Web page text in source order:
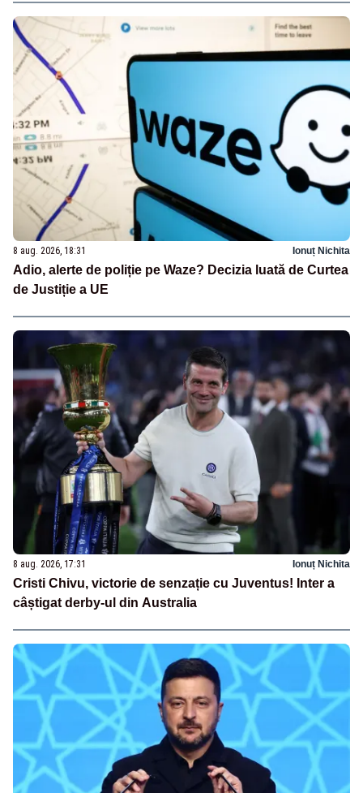
8 aug. 2026, 18:31 Ionuț Nichita
Adio, alerte de poliție pe Waze? Decizia luată de Curtea
de Justiție a UE
8 aug. 2026, 17:31 Ionuț Nichita
Cristi Chivu, victorie de senzație cu Juventus! Inter a
câștigat derby-ul din Australia